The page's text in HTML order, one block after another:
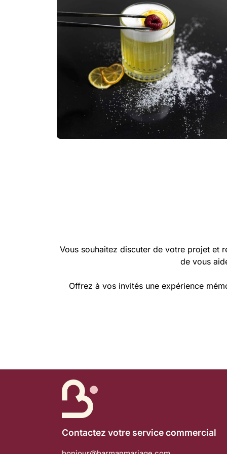
Vous souhaitez discuter de votre projet et
de vous
Offrez à vos invités une expérience
Contactez votre service commercial